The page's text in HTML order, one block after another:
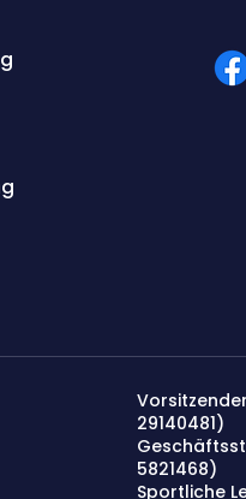
29140481)
5821468)
Sportliche